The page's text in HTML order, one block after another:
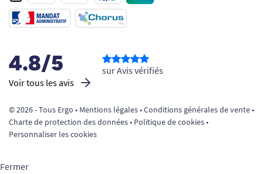
4.8/5
Voir tous les avis
sur Avis vérifiés
© 2026 - Tous Ergo • Mentions légales•Conditions générales de vente•
Charte de protection des données• Politique de cookies•
Personnaliser les cookies
Fermer